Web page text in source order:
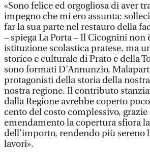
«Sono felice ed orgogliosa di aver
impegno che mi ero assunta:
far la sua parte nel restauro della
– spiega La Porta – Il Cicognini non
istituzione scolastica pratese, ma
storico e culturale di Prato e della
sono formati D’Annunzio,
protagonisti della storia della
nostra regione. Il contributo
dalla Regione avrebbe coperto
cento del costo complessivo,
emendamento la copertura sfiora
dell’importo, rendendo più sereno
lavori».